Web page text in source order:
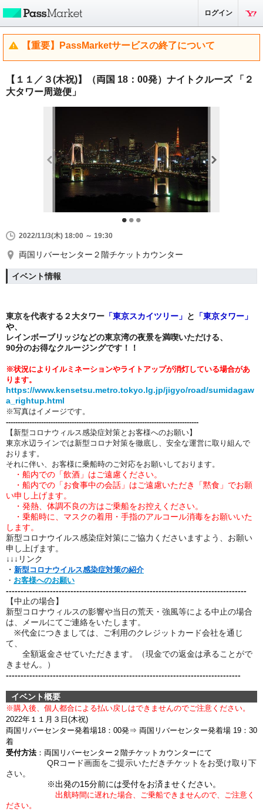
ログイン
【重要】PassMarketサービスの終了について
【１１／３(木祝)】（両国 18：00発）ナイトクルーズ 「２
大タワー周遊便」
2022/11/3(木) 18:00 ～ 19:30
両国リバーセンター２階チケットカウンター
イベント情報
東京を代表する２大タワー 「東京スカイツリー」 と 「東京タワー」
や、
レインボーブリッジなどの東京湾の夜景を満喫いただける、
90分のお得なクルージングです！！
※状況によりイルミネーションやライトアップが消灯している場合があ
ります。
https://www.kensetsu.metro.tokyo.lg.jp/jigyo/road/sumidagaw
a_rightup.html
※写真はイメージです。
----------------------------------------------------------------------------------
【新型コロナウィルス感染症対策とお客様へのお願い】
東京水辺ラインでは新型コロナ対策を徹底し、安全な運営に取り組んで
おります。
それに伴い、お客様に乗船時のご対応をお願いしております。
・船内での「飲酒」はご遠慮ください。
・船内での「お食事中の会話」はご遠慮いただき「黙食」でお願
い申し上げます。
・発熱、体調不良の方はご乗船をお控えください。
・乗船時に、マスクの着用・手指のアルコール消毒をお願いいた
します。
新型コロナウイルス感染症対策にご協力くださいますよう、お願い
申し上げます。
↓↓↓リンク
・ 新型コロナウイルス感染症対策の紹介
・ お客様へのお願い
----------------------------------------------------------------------------------
【中止の場合】
新型コロナウィルスの影響や当日の荒天・強風等による中止の場合
は、メールにてご連絡をいたします。
※代金につきましては、ご利用のクレジットカード会社を通じ
て、
全額返金させていただきます。（現金での返金は承ることがで
きません。）
--------------------------------------------------------------------------------
イベント概要
※購入後、個人都合による払い戻しはできませんのでご注意ください。
2022年１１月３日(木祝)
両国リバーセンター発着場18：00発⇒ 両国リバーセンター発着場 19：30
着
受付方法：両国リバーセンター２階チケットカウンターにて
QRコード画面をご提示いただきチケットをお受け取り下
さい。
※出発の15分前には受付をお済ませください。
出航時間に遅れた場合、ご乗船できませんので、ご注意く
ださい。